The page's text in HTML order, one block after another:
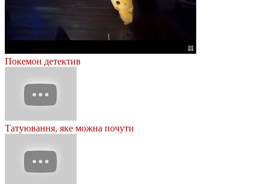
Покемон детектив
Татуювання, яке можна почути